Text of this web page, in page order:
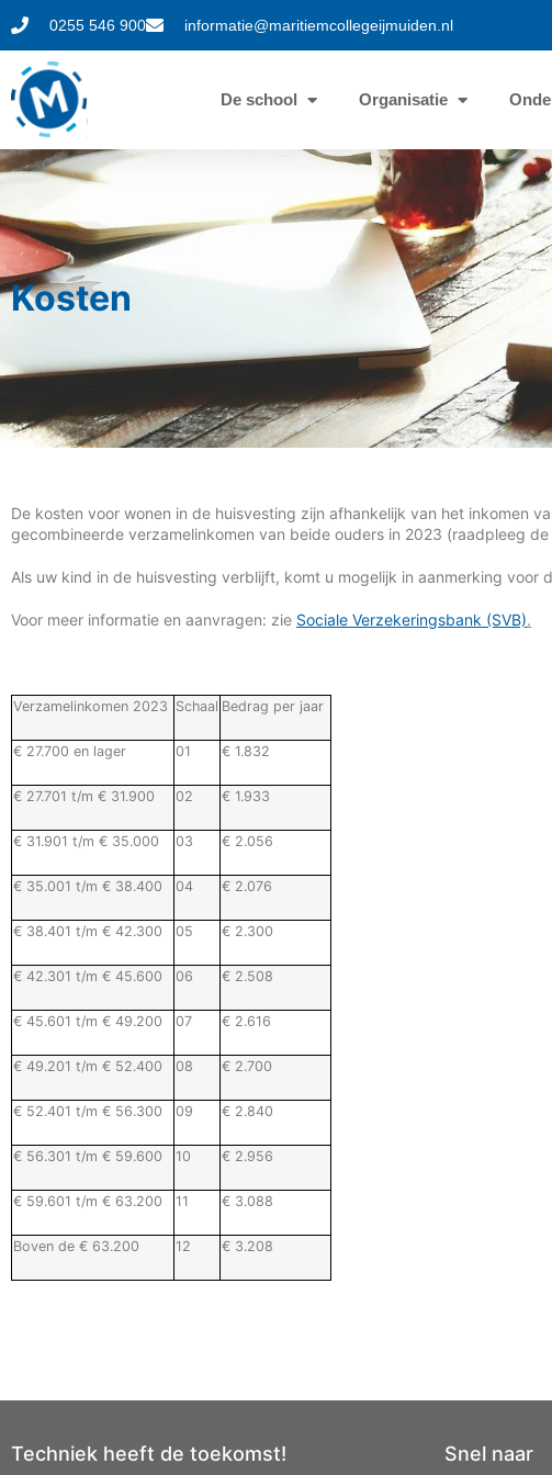
0255 546 900 informatie@maritiemcollegeijmuiden.nl
De school Organisatie
Kosten
De kosten voor wonen in de huisvesting zijn afhankelijk van het inkomen
gecombineerde verzamelinkomen van beide ouders in 2023 (raadpleeg
Als uw kind in de huisvesting verblijft, komt u mogelijk in aanmerking voor
Voor meer informatie en aanvragen: zie Sociale Verzekeringsbank (SVB).
Verzamelinkomen 2023 Schaal Bedrag per jaar
€ 27.700 en lager 01 € 1.832
€ 27.701 t/m € 31.900 02 € 1.933
€ 31.901 t/m € 35.000 03 € 2.056
€ 35.001 t/m € 38.400 04 € 2.076
€ 38.401 t/m € 42.300 05 € 2.300
€ 42.301 t/m € 45.600 06 € 2.508
€ 45.601 t/m € 49.200 07 € 2.616
€ 49.201 t/m € 52.400 08 € 2.700
€ 52.401 t/m € 56.300 09 € 2.840
€ 56.301 t/m € 59.600 10 € 2.956
€ 59.601 t/m € 63.200 11 € 3.088
Boven de € 63.200 12 € 3.208
Techniek heeft de toekomst! Snel naar